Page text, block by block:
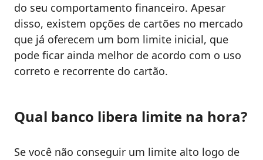
do seu comportamento financeiro. Apesar
disso, existem opções de cartões no mercado
que já oferecem um bom limite inicial, que
pode ficar ainda melhor de acordo com o uso
correto e recorrente do cartão.
Qual banco libera limite na hora?
Se você não conseguir um limite alto logo de